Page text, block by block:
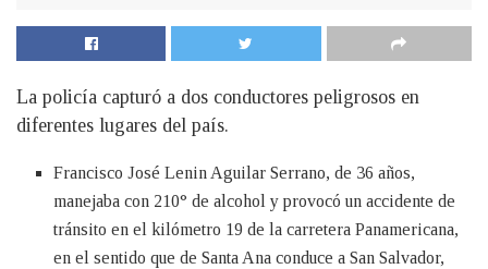
La policía capturó a dos conductores peligrosos en
diferentes lugares del país.
Francisco José Lenin Aguilar Serrano, de 36 años,
manejaba con 210° de alcohol y provocó un accidente de
tránsito en el kilómetro 19 de la carretera Panamericana,
en el sentido que de Santa Ana conduce a San Salvador,